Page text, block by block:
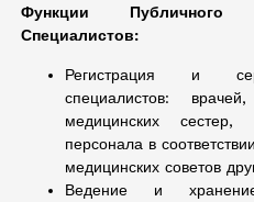
Функции Публичного
Специалистов:
Регистрация и
специалистов:
медицинских сестер,
персонала в
медицинских советов
Ведение и